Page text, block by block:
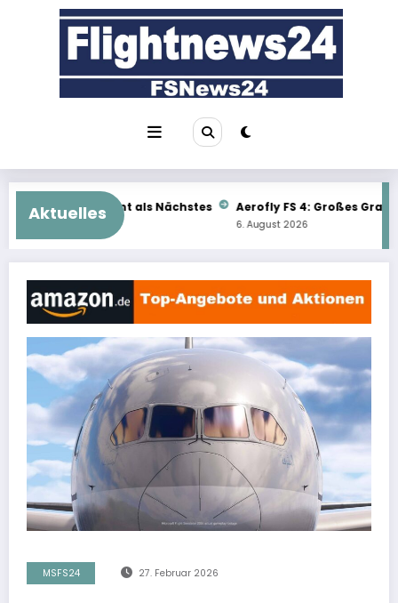
Aktuelles
Nächstes Aerofly FS 4: Großes Gratis-Update im Überblick
6. August 2026
MSFS24 27. Februar 2026